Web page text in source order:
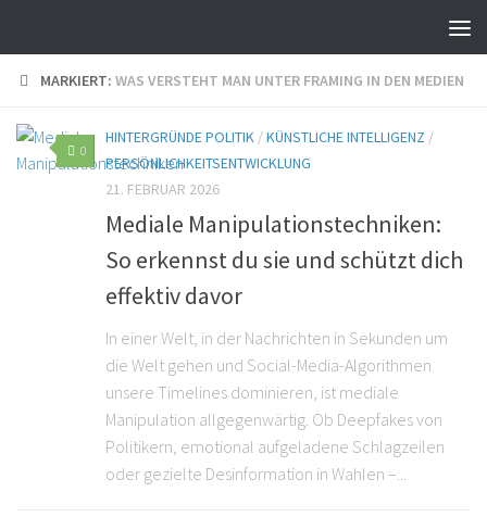
MARKIERT: WAS VERSTEHT MAN UNTER FRAMING IN DEN MEDIEN
0
HINTERGRÜNDE POLITIK /KÜNSTLICHE INTELLIGENZ /
PERSÖNLICHKEITSENTWICKLUNG
21. FEBRUAR 2026
Mediale Manipulationstechniken:
So erkennst du sie und schützt dich
effektiv davor
In einer Welt, in der Nachrichten in Sekunden um
die Welt gehen und Social-Media-Algorithmen
unsere Timelines dominieren, ist mediale
Manipulation allgegenwärtig. Ob Deepfakes von
Politikern, emotional aufgeladene Schlagzeilen
oder gezielte Desinformation in Wahlen –...